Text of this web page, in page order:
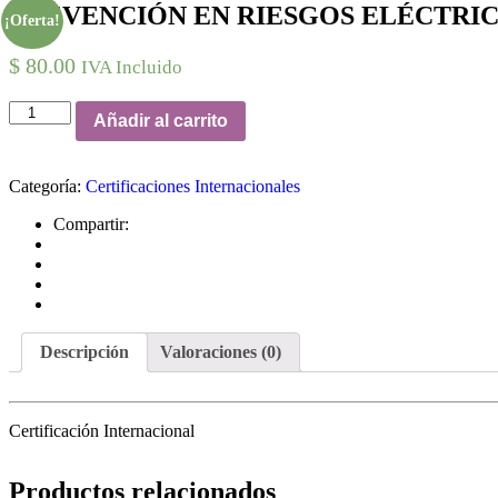
PREVENCIÓN EN RIESGOS
$ 80.00 IVA Incluido
PREVENCIÓN
EN
cantidad
Añadir al carrito
Categoría: Certificaciones Internacionales
Compartir:
Descripción Valoraciones (0)
Certificación Internacional
Productos relacionados
¡Oferta!